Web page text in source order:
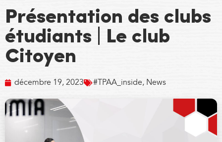
Présentation des clubs
étudiants | Le club
Citoyen
décembre 19, 2023 #TPAA_inside, News